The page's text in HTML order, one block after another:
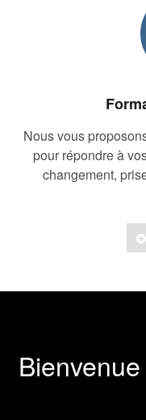
Nous vous
pour répondre à
changement,